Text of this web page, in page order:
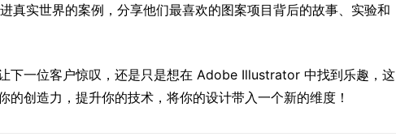
真实世界的案例，分享他们最喜欢的图案项目背后的故事、实验和
下一位客户惊叹，还是只是想在 Adobe Illustrator 中找到乐趣，这
的创造力，提升你的技术，将你的设计带入一个新的维度！